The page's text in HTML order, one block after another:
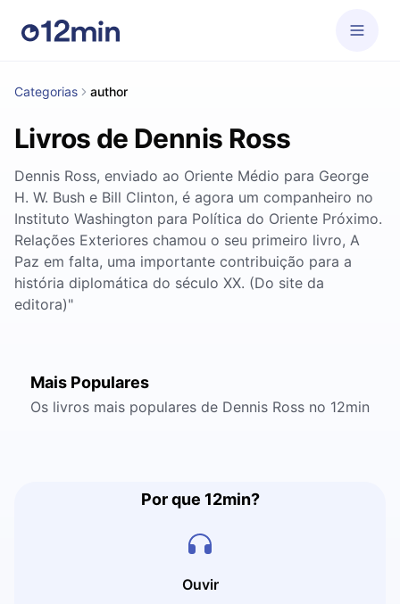
Categorias author
Livros de Dennis Ross
Dennis Ross, enviado ao Oriente Médio para George
H. W. Bush e Bill Clinton, é agora um companheiro no
Instituto Washington para Política do Oriente Próximo.
Relações Exteriores chamou o seu primeiro livro, A
Paz em falta, uma importante contribuição para a
história diplomática do século XX. (Do site da
editora)"
Mais Populares
Os livros mais populares de Dennis Ross no 12min
Por que 12min?
Ouvir